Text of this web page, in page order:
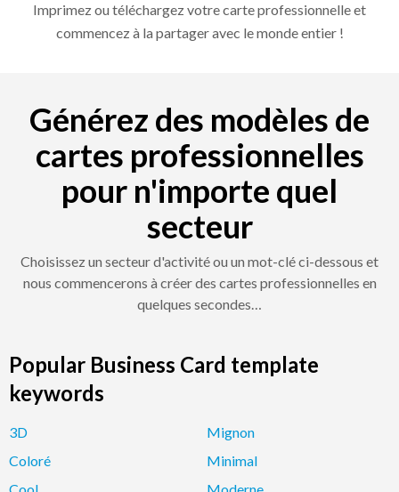
Imprimez ou téléchargez votre carte professionnelle et
commencez à la partager avec le monde entier !
Générez des modèles de
cartes professionnelles
pour n'importe quel
secteur
Choisissez un secteur d'activité ou un mot-clé ci-dessous et
nous commencerons à créer des cartes professionnelles en
quelques secondes…
Popular Business Card template
keywords
3D
Coloré
Mignon
Minimal